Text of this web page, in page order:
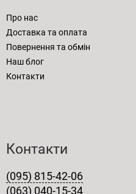
Про нас
Доставка та оплата
Повернення та обмін
Наш блог
Контакти
Контакти
(095) 815-42-06
(063) 040-15-34